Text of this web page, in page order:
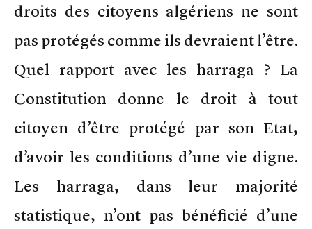
droits des citoyens algériens ne sont
pas protégés comme ils devraient l’être.
Quel rapport avec les harraga ? La
Constitution donne le droit à tout
citoyen d’être protégé par son Etat,
d’avoir les conditions d’une vie digne.
Les harraga, dans leur majorité
statistique, n’ont pas bénéficié d’une